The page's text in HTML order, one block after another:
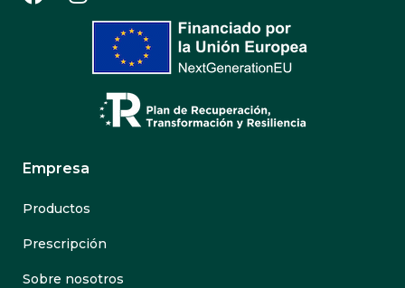
Empresa
Productos
Prescripción
Sobre nosotros